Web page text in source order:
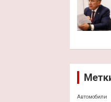
Автомобили